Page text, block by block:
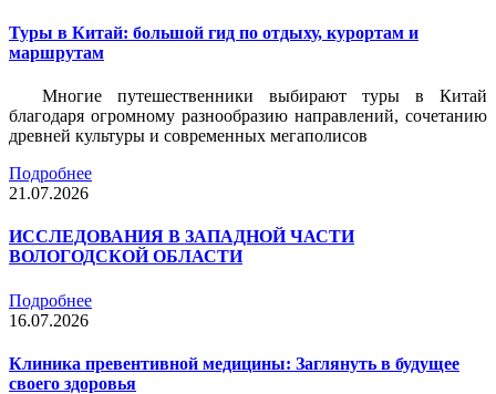
Туры в Китай: большой гид по отдыху, курортам и
маршрутам
Многие путешественники выбирают туры в Китай
благодаря огромному разнообразию направлений, сочетанию
древней культуры и современных мегаполисов
Подробнее
21.07.2026
ИССЛЕДОВАНИЯ В ЗАПАДНОЙ ЧАСТИ
ВОЛОГОДСКОЙ ОБЛАСТИ
Подробнее
16.07.2026
Клиника превентивной медицины: Заглянуть в будущее
своего здоровья